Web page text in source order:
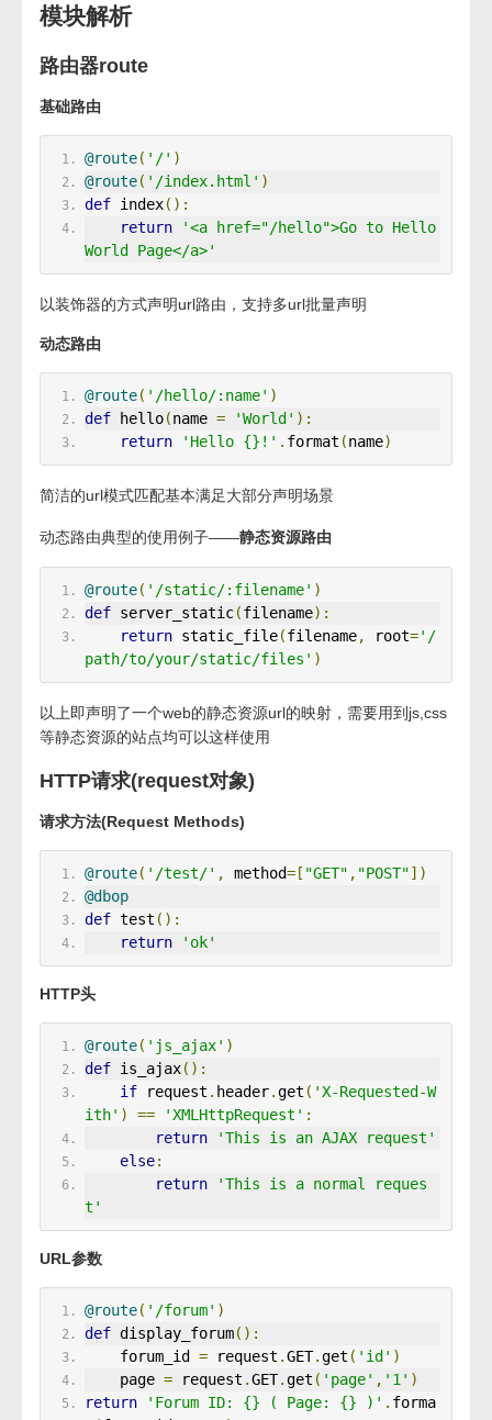
模块解析
路由器route
基础路由
@route( '/' )
@route( '/index.html' )
def index():
return
'<a href="/hello">Go to Hello
World Page</a>'
以装饰器的方式声明url路由，支持多url批量声明
动态路由
@route( '/hello/:name' )
def hello(name = 'World' ):
return
'Hello {}!' . format (name)
简洁的url模式匹配基本满足大部分声明场景
动态路由典型的使用例子——静态资源路由
@route( '/static/:filename' )
def server_static(filename):
return static_file(filename, root='/
path/to/your/static/files' )
以上即声明了一个web的静态资源url的映射，需要用到js,css
等静态资源的站点均可以这样使用
HTTP请求(request对象)
请求方法(Request Methods)
@route( '/test/' , method=[ "GET" , "POST"])
@dbop
def test ():
return
'ok'
HTTP头
@route( 'js_ajax' )
def is_ajax():
if request . header.get ( 'X-Requested-W
ith' ) == 'XMLHttpRequest' :
return
'This is an AJAX request'
else:
return
'This is a normal reques
t'
URL参数
@route( '/forum' )
def display_forum():
    forum_id
= request .GET.get ( 'id' )
    page
= request .GET.get ( 'page' , '1' )
return
'Forum ID: {} ( Page: {} )' . forma